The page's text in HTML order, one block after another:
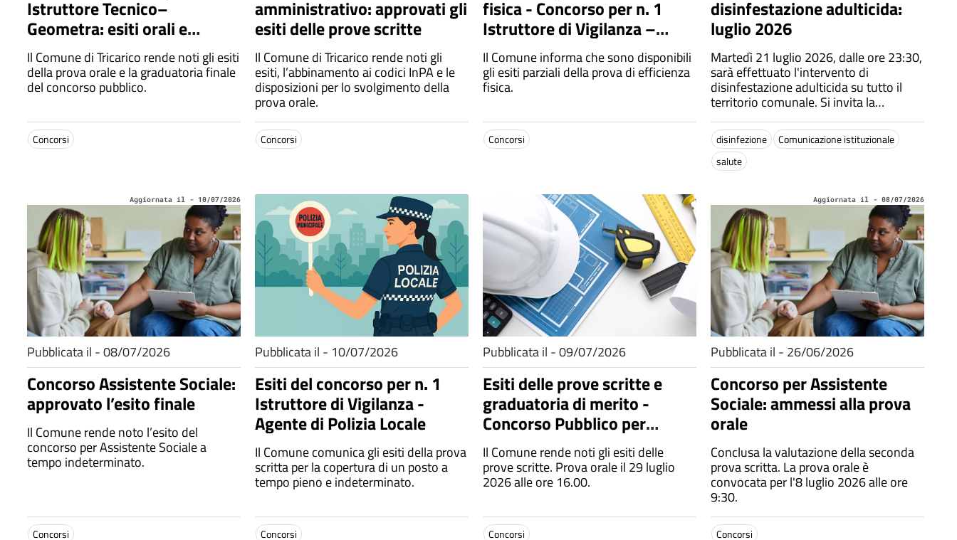
Istruttore Tecnico–
Geometra: esiti orali e
graduatoria finale
Il Comune di Tricarico rende noti gli esiti
della prova orale e la graduatoria finale
del concorso pubblico.
Concorsi
amministrativo: approvati gli
esiti delle prove scritte
Il Comune di Tricarico rende noti gli
esiti, l’abbinamento ai codici InPA e le
disposizioni per lo svolgimento della
prova orale.
Concorsi
fisica - Concorso per n. 1
Istruttore di Vigilanza –
Agente di Polizia Locale
Il Comune informa che sono disponibili
gli esiti parziali della prova di efficienza
fisica.
Concorsi
disinfestazione adulticida:
luglio 2026
Martedì 21 luglio 2026, dalle ore 23:30,
sarà effettuato l'intervento di
disinfestazione adulticida su tutto il
territorio comunale. Si invita la
cittadinanza a osservare le necessarie
precauzioni.
disinfezione
Comunicazione istituzionale
salute
Aggiornata il - 10/07/2026
Pubblicata il - 08/07/2026
Concorso Assistente Sociale:
approvato l’esito finale
Il Comune rende noto l’esito del
concorso per Assistente Sociale a
tempo indeterminato.
Concorsi
Pubblicata il - 10/07/2026
Esiti del concorso per n. 1
Istruttore di Vigilanza -
Agente di Polizia Locale
Il Comune comunica gli esiti della prova
scritta per la copertura di un posto a
tempo pieno e indeterminato.
Concorsi
Pubblicata il - 09/07/2026
Esiti delle prove scritte e
graduatoria di merito -
Concorso Pubblico per
Istruttore Tecnico,Geometra
Il Comune rende noti gli esiti delle
prove scritte. Prova orale il 29 luglio
2026 alle ore 16.00.
Concorsi
Aggiornata il - 08/07/2026
Pubblicata il - 26/06/2026
Concorso per Assistente
Sociale: ammessi alla prova
orale
Conclusa la valutazione della seconda
prova scritta. La prova orale è
convocata per l'8 luglio 2026 alle ore
9:30.
Concorsi